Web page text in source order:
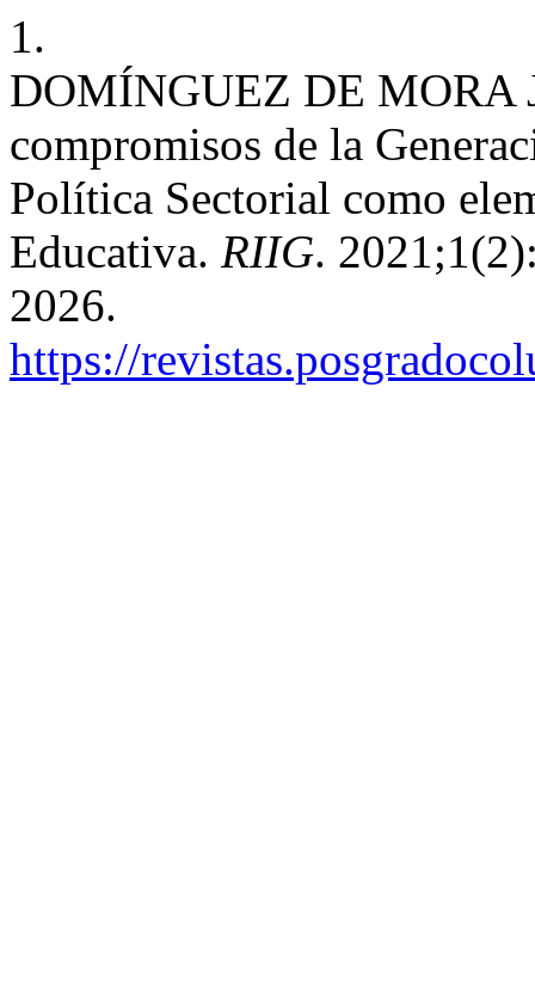
1.
DOMÍNGUEZ DE MORA
compromisos de la
Política Sectorial como
Educativa. RIIG.
2026.
https://